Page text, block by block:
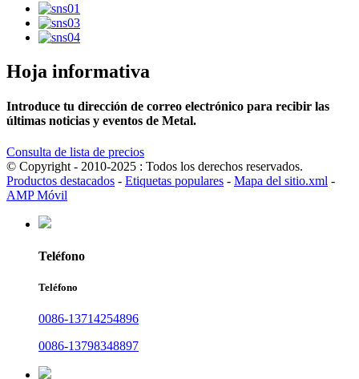
Hoja informativa
Introduce tu dirección de correo electrónico para recibir las
últimas noticias y eventos de Metal.
Consulta de lista de precios
© Copyright - 2010-2025 : Todos los derechos reservados.
Productos destacados - Etiquetas populares - Mapa del sitio.xml -
AMP Móvil
Teléfono
Teléfono
0086-13714254896
0086-13798348897